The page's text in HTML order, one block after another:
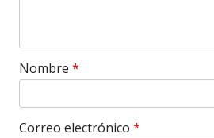
Nombre *
Correo electrónico *